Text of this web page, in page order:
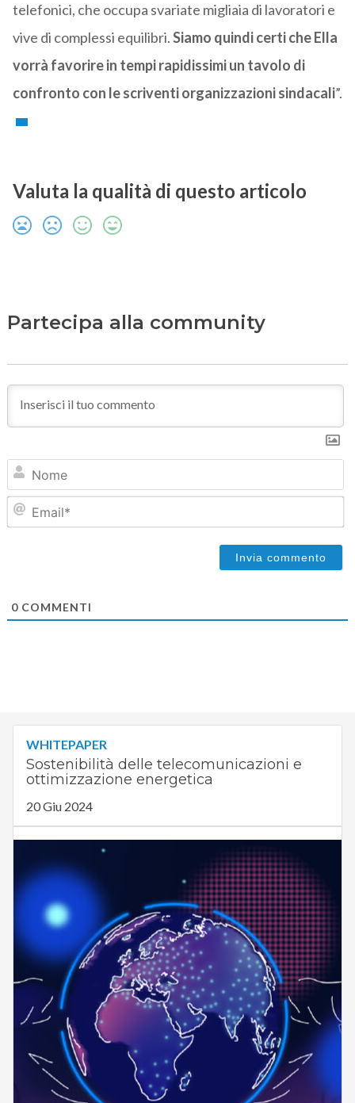
telefonici, che occupa svariate migliaia di lavoratori e
vive di complessi equilibri.Siamo quindi certi che Ella
vorrà favorire in tempi rapidissimi un tavolo di
confronto con le scriventi organizzazioni sindacali”.
Valuta la qualità di questo articolo
Partecipa alla community
0COMMENTI
WHITEPAPER
Sostenibilità delle telecomunicazioni e
ottimizzazione energetica
20 Giu 2024